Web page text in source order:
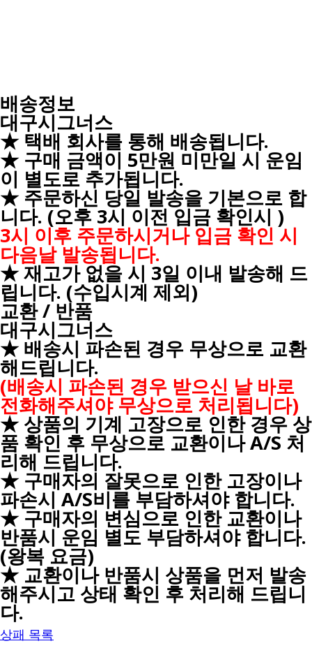
배송정보
대구시그너스
★ 택배 회사를 통해 배송됩니다.
★ 구매 금액이 5만원 미만일 시 운임
이 별도로 추가됩니다.
★ 주문하신 당일 발송을 기본으로 합
니다. (오후 3시 이전 입금 확인시 )
3시 이후 주문하시거나 입금 확인 시
다음날 발송됩니다.
★ 재고가 없을 시 3일 이내 발송해 드
립니다. (수입시계 제외)
교환 / 반품
대구시그너스
★ 배송시 파손된 경우 무상으로 교환
해드립니다.
(배송시 파손된 경우 받으신 날 바로
전화해주셔야 무상으로 처리됩니다)
★ 상품의 기계 고장으로 인한 경우 상
품 확인 후 무상으로 교환이나 A/S 처
리해 드립니다.
★ 구매자의 잘못으로 인한 고장이나
파손시 A/S비를 부담하셔야 합니다.
★ 구매자의 변심으로 인한 교환이나
반품시 운임 별도 부담하셔야 합니다.
(왕복 요금)
★ 교환이나 반품시 상품을 먼저 발송
해주시고 상태 확인 후 처리해 드립니
다.
상패 목록